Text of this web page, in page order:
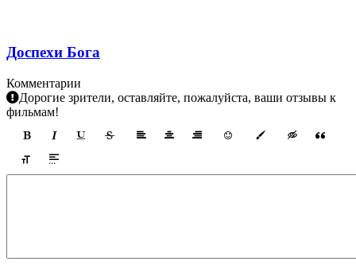
Доспехи Бога
Комментарии
Дорогие зрители, оставляйте, пожалуйста, ваши отзывы к
фильмам!